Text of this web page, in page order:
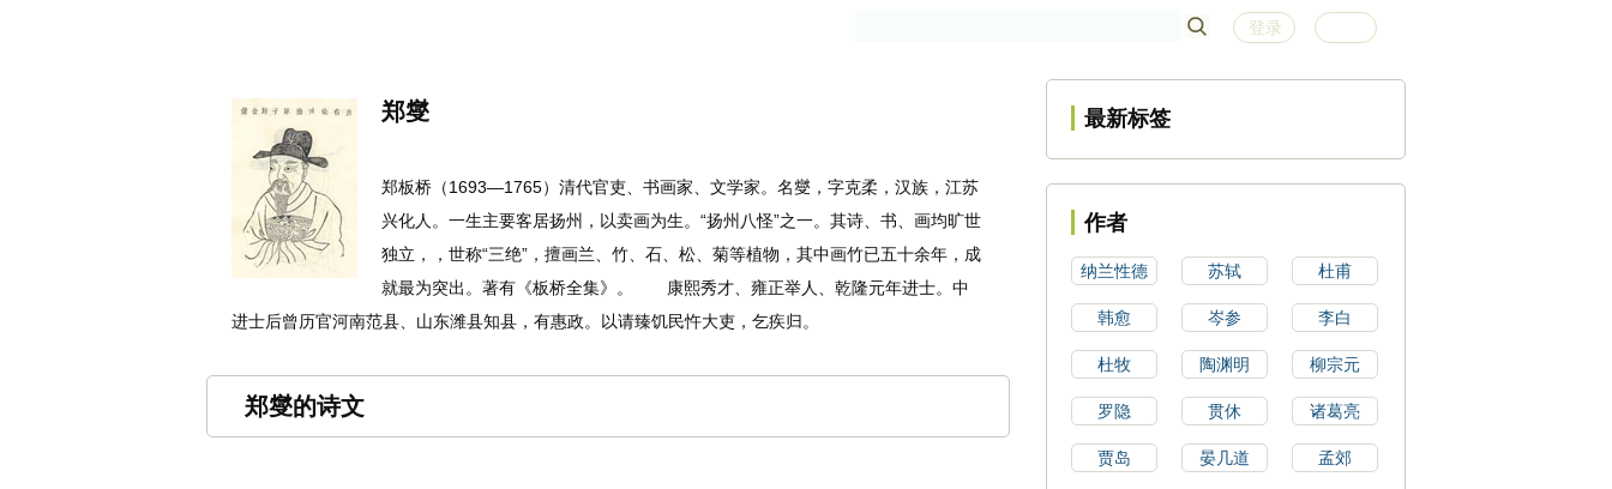
登录
郑燮
郑板桥（1693—1765）清代官吏、书画家、文学家。名燮，字克柔，汉族，江苏
兴化人。一生主要客居扬州，以卖画为生。“扬州八怪”之一。其诗、书、画均旷世
独立，，世称“三绝”，擅画兰、竹、石、松、菊等植物，其中画竹已五十余年，成
就最为突出。著有《板桥全集》。 康熙秀才、雍正举人、乾隆元年进士。中
进士后曾历官河南范县、山东潍县知县，有惠政。以请臻饥民忤大吏，乞疾归。
郑燮的诗文
最新标签
作者
纳兰性德 苏轼 杜甫
韩愈 岑参 李白
杜牧 陶渊明 柳宗元
罗隐 贯休 诸葛亮
贾岛 晏几道 孟郊